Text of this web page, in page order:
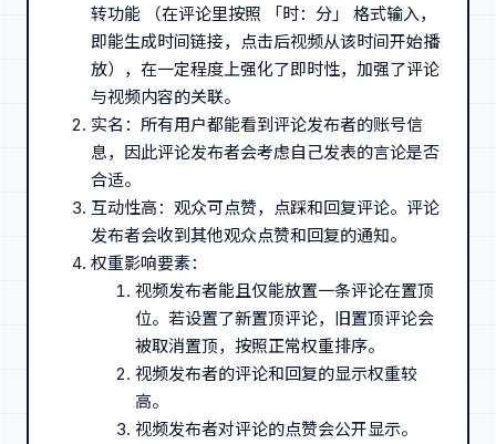
转功能 （在评论里按照 「时：分」 格式输入，
即能生成时间链接，点击后视频从该时间开始播
放），在一定程度上强化了即时性，加强了评论
与视频内容的关联。
实名：所有用户都能看到评论发布者的账号信
息，因此评论发布者会考虑自己发表的言论是否
合适。
互动性高：观众可点赞，点踩和回复评论。评论
发布者会收到其他观众点赞和回复的通知。
权重影响要素：
视频发布者能且仅能放置一条评论在置顶
位。若设置了新置顶评论，旧置顶评论会
被取消置顶，按照正常权重排序。
视频发布者的评论和回复的显示权重较
高。
视频发布者对评论的点赞会公开显示。